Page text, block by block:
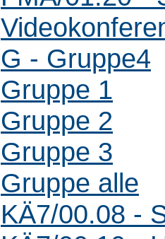
G - Gruppe4
Gruppe 1
Gruppe 2
Gruppe 3
Gruppe alle
KÄ7/00.08 -